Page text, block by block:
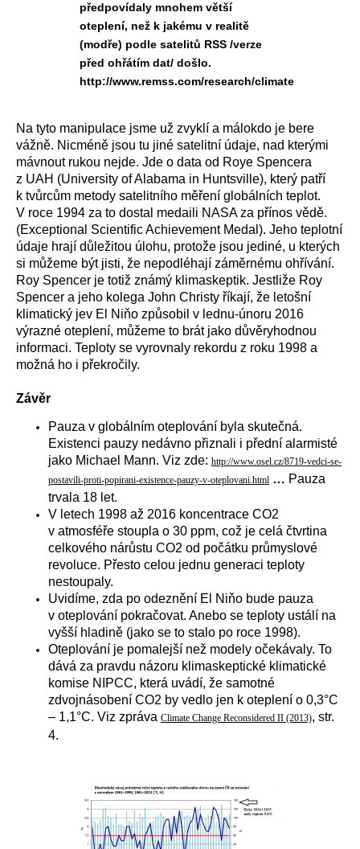
předpovídaly mnohem větší
oteplení, než k jakému v realitě
(modře) podle satelitů RSS /verze
před ohřátím dat/ došlo.
http://www.remss.com/research/climate
Na tyto manipulace jsme už zvyklí a málokdo je bere
vážně. Nicméně jsou tu jiné satelitní údaje, nad kterými
mávnout rukou nejde. Jde o data od Roye Spencera
z UAH (University of Alabama in Huntsville), který patří
k tvůrcům metody satelitního měření globálních teplot.
V roce 1994 za to dostal medaili NASA za přínos vědě.
(Exceptional Scientific Achievement Medal). Jeho teplotní
údaje hrají důležitou úlohu, protože jsou jediné, u kterých
si můžeme být jisti, že nepodléhají záměrnému ohřívání.
Roy Spencer je totiž známý klimaskeptik. Jestliže Roy
Spencer a jeho kolega John Christy říkají, že letošní
klimatický jev El Niňo způsobil v lednu-únoru 2016
výrazné oteplení, můžeme to brát jako důvěryhodnou
informaci. Teploty se vyrovnaly rekordu z roku 1998 a
možná ho i překročily.
Závěr
Pauza v globálním oteplování byla skutečná.
Existenci pauzy nedávno přiznali i přední alarmisté
jako Michael Mann. Viz zde: http://www.osel.cz/8719-vedci-se-
postavili-proti-popirani-existence-pauzy-v-oteplovani.html … Pauza
trvala 18 let.
V letech 1998 až 2016 koncentrace CO2
v atmosféře stoupla o 30 ppm, což je celá čtvrtina
celkového nárůstu CO2 od počátku průmyslové
revoluce. Přesto celou jednu generaci teploty
nestoupaly.
Uvidíme, zda po odeznění El Niňo bude pauza
v oteplování pokračovat. Anebo se teploty ustálí na
vyšší hladině (jako se to stalo po roce 1998).
Oteplování je pomalejší než modely očekávaly. To
dává za pravdu názoru klimaskeptické klimatické
komise NIPCC, která uvádí, že samotné
zdvojnásobení CO2 by vedlo jen k oteplení o 0,3°C
– 1,1°C. Viz zpráva Climate Change Reconsidered II (2013), str.
4.